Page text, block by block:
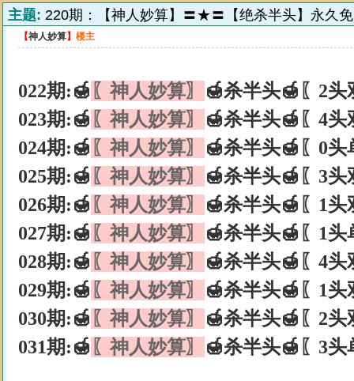
主题: 220期：【神人妙算】〓★〓【绝杀半头】永久
【神人妙算】 楼主
022期:🍯 〖神人妙算〗
🍯杀半头🍯〖2
023期:🍯 〖神人妙算〗
🍯杀半头🍯〖4
024期:🍯 〖神人妙算〗
🍯杀半头🍯〖0
025期:🍯 〖神人妙算〗
🍯杀半头🍯〖3
026期:🍯 〖神人妙算〗
🍯杀半头🍯〖1
027期:🍯 〖神人妙算〗
🍯杀半头🍯〖1
028期:🍯 〖神人妙算〗
🍯杀半头🍯〖4
029期:🍯 〖神人妙算〗
🍯杀半头🍯〖1
030期:🍯 〖神人妙算〗
🍯杀半头🍯〖2
031期:🍯 〖神人妙算〗 🍯杀半头🍯〖3